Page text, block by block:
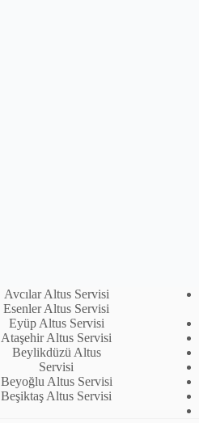
Avcılar Altus Servisi
Esenler Altus Servisi
Eyüp Altus Servisi
Ataşehir Altus Servisi
Beylikdüzü Altus
Servisi
Beyoğlu Altus Servisi
Beşiktaş Altus Servisi